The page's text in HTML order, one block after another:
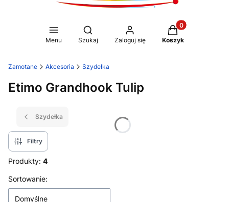
Menu
Otwórz wyszukiwarkę
Szukaj Zaloguj się
Produkty w
Koszyk
Zamotane Akcesoria Szydełka
Etimo Grandhook Tulip
Szydełka
Filtry
Produkty: 4
Lista produktów
Sortowanie:
Domyślne